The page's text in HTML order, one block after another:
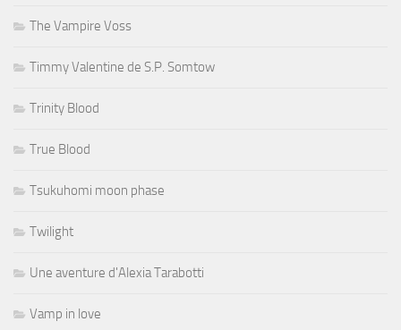
The Vampire Voss
Timmy Valentine de S.P. Somtow
Trinity Blood
True Blood
Tsukuhomi moon phase
Twilight
Une aventure d'Alexia Tarabotti
Vamp in love